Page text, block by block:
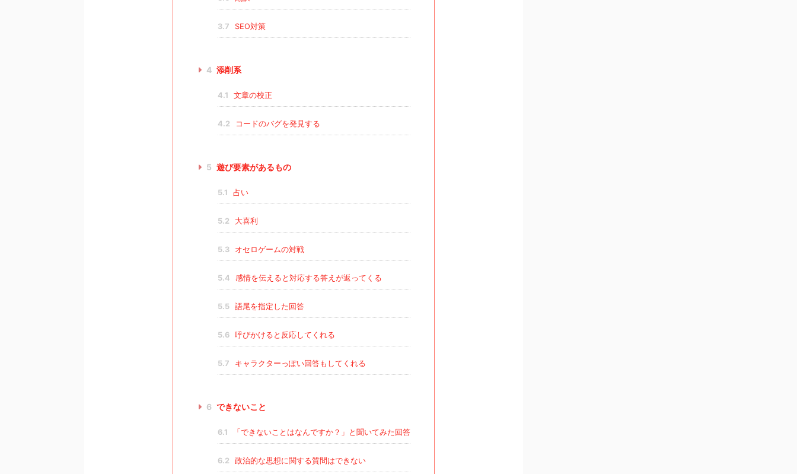
3.7 SEO対策
4 添削系
4.1 文章の校正
4.2 コードのバグを発見する
5 遊び要素があるもの
5.1 占い
5.2 大喜利
5.3 オセロゲームの対戦
5.4 感情を伝えると対応する答えが返ってくる
5.5 語尾を指定した回答
5.6 呼びかけると反応してくれる
5.7 キャラクターっぽい回答もしてくれる
6 できないこと
6.1 「できないことはなんですか？」と聞いてみた回答
6.2 政治的な思想に関する質問はできない